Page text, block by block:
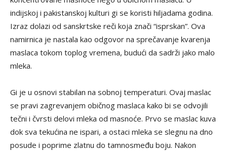
indijskoj i pakistanskoj kulturi gi se koristi hiljadama godina.
Izraz dolazi od sanskrtske reči koja znači “isprskan”. Ova
namirnica je nastala kao odgovor na sprečavanje kvarenja
maslaca tokom toplog vremena, budući da sadrži jako malo
mleka.
Gi je u osnovi stabilan na sobnoj temperaturi. Ovaj maslac
se pravi zagrevanjem običnog maslaca kako bi se odvojili
tečni i čvrsti delovi mleka od masnoće. Prvo se maslac kuva
dok sva tekućina ne ispari, a ostaci mleka se slegnu na dno
posude i poprime zlatnu do tamnosmeđu boju. Nakon